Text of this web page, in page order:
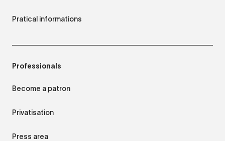
Pratical informations
Professionals
Become a patron
Privatisation
Press area